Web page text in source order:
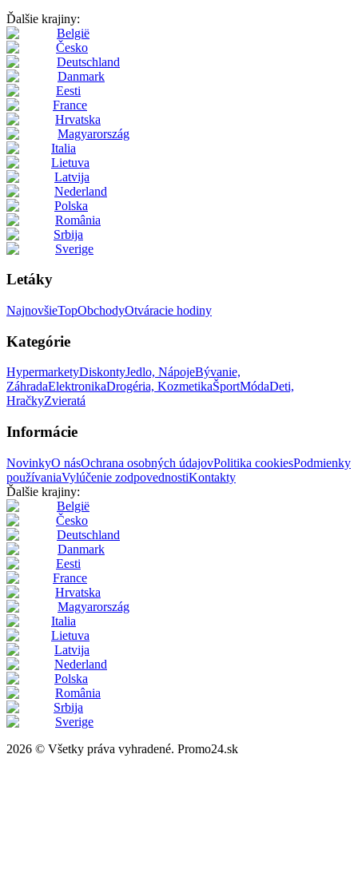
Ďalšie krajiny:
België
Česko
Deutschland
Danmark
Eesti
France
Hrvatska
Magyarország
Italia
Lietuva
Latvija
Nederland
Polska
România
Srbija
Sverige
Letáky
NajnovšieTopObchodyOtváracie hodiny
Kategórie
HypermarketyDiskontyJedlo, NápojeBývanie,
ZáhradaElektronikaDrogéria, KozmetikaŠportMódaDeti,
HračkyZvieratá
Informácie
NovinkyO násOchrana osobných údajovPolitika cookiesPodmienky
používaniaVylúčenie zodpovednostiKontakty
Ďalšie krajiny:
België
Česko
Deutschland
Danmark
Eesti
France
Hrvatska
Magyarország
Italia
Lietuva
Latvija
Nederland
Polska
România
Srbija
Sverige
2026 © Všetky práva vyhradené. Promo24.sk